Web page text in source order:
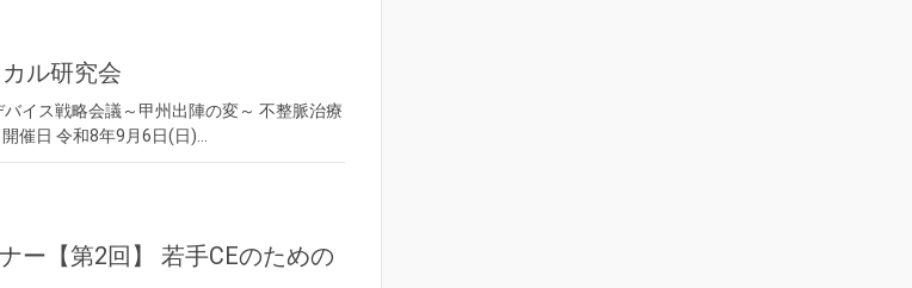
ル研究会
イス戦略会議～甲州出陣の変～ 不整脈治療
催日 令和8年9月6日(日)…
ー【第2回】 若手CEのための